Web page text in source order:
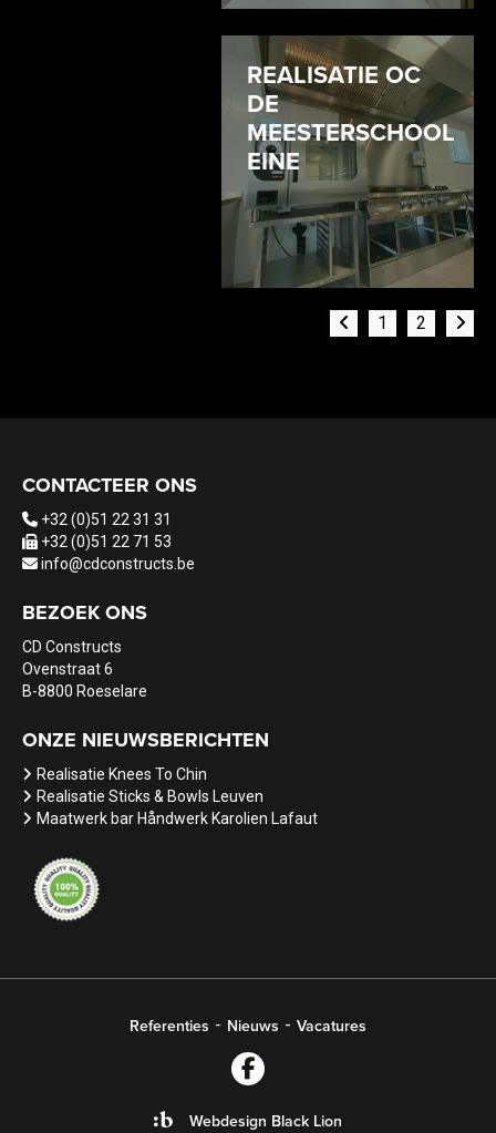
REALISATIE OC
DE
MEESTERSCHOOL
EINE
1 2
CONTACTEER ONS
+32 (0)51 22 31 31
+32 (0)51 22 71 53
info@cdconstructs.be
BEZOEK ONS
CD Constructs
Ovenstraat 6
B-8800 Roeselare
ONZE NIEUWSBERICHTEN
Realisatie Knees To Chin
Realisatie Sticks & Bowls Leuven
Maatwerk bar Håndwerk Karolien Lafaut
Referenties Nieuws Vacatures
Webdesign Black Lion